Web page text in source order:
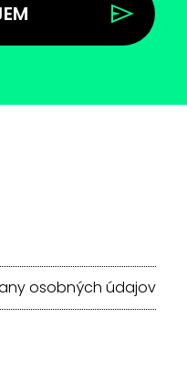
osobných údajov